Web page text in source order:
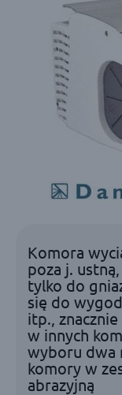
Komora
poza j.
tylko do
się do
itp.,
w innych
wyboru dwa
komory w
abrazyjną